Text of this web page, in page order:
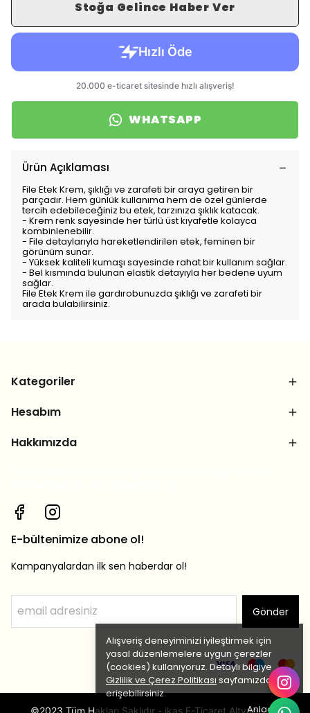
Alışveriş deneyiminizi iyileştirmek için
yasal düzenlemelere uygun çerezler
(cookies) kullanıyoruz. Detaylı bilgiye
Gizlilik ve Çerez Politikası sayfamızdan
erişebilirsiniz.
Anladım
Stoğa Gelince Haber Ver
WHATSAPP
Ürün Açıklaması
File Etek Krem, şıklığı ve zarafeti bir araya getiren bir
parçadır. Hem günlük kullanıma hem de özel günlerde
tercih edebileceğiniz bu etek, tarzınıza şıklık katacak.
- Krem renk sayesinde her türlü üst kıyafetle kolayca
kombinlenebilir.
- File detaylarıyla hareketlendirilen etek, feminen bir
görünüm sunar.
- Yüksek kaliteli kumaşı sayesinde rahat bir kullanım sağlar.
- Bel kısmında bulunan elastik detayıyla her bedene uyum
sağlar.
File Etek Krem ile gardırobunuzda şıklığı ve zarafeti bir
arada bulabilirsiniz.
Kategoriler
Hesabım
Hakkımızda
E-bültenimize abone ol!
Kampanyalardan ilk sen haberdar ol!
Gönder
©2023 Tüm Hakları Saklıdır - ikas E-Ticaret Altyapısı ile